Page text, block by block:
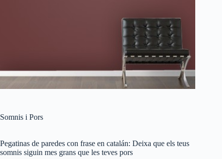
Somnis i Pors
Pegatinas de paredes con frase en catalán: Deixa que els teus
somnis siguin mes grans que les teves pors